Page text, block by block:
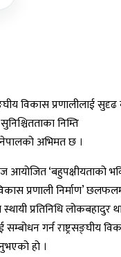
विकास प्रणालीलाई सुदृढ
निम्ति
नेपालको अभिमत छ ।
आयोजित ‘बहुपक्षीयताको
प्रणाली निर्माण’
प्रतिनिधि
गर्न राष्ट्रसङ्घीय
हो ।